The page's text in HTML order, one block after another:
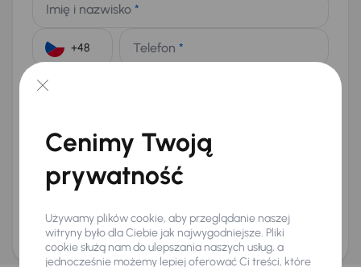
Imię i nazwisko *
Telefon *
E-mail
Na numer telefonu (opcjonalnie)
Wyślij zapytanie
ani zagwarantowaną dostępnością pojazdu. AURES Holdings a.s., z siedzibą
Dopraváků 874/15, Čimice, 184 00 Praga 8, będzie przechowywać i przetwarzać
Twoje dane osobowe zgodnie z zasadami ochrony i przetwarzaniadanych
osobowych
Cenimy Twoją
prywatność
Używamy plików cookie, aby przeglądanie naszej
witryny było dla Ciebie jak najwygodniejsze. Pliki
cookie służą nam do ulepszania naszych usług, a
jednocześnie możemy lepiej oferować Ci treści, które